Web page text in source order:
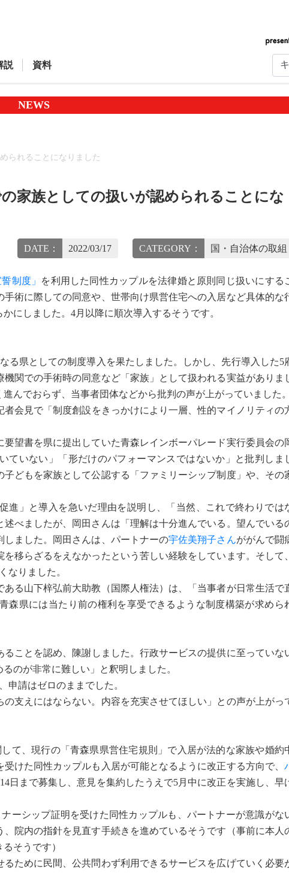
説 資料
NEWS
られることになりました
家族としての扱いが認められることにな
DATE： 2022/03/17 CATEGORY： 国・自治体の取組
制度」 を利用した同性カップルを法律婚と原則同じ扱いにする
術に際しての同意や、世帯向け県営住宅への入居など具体的な
にしました。4月以降に順次導入するそうです。
る県としての制度導入を果たしました。しかし、先行導入した5
関での手術時の同意など「家族」として扱われる実益がありま
んでおらず、当事者団体などから批判の声が上がっていました。
会見で「制度創設をきっかけにより一層、性的マイノリティの
望書を県に提出していた青森レインボーパレード実行委員会の
ていない」「形だけのパフォーマンスではないか」と批判しま
どもを家族として公認する「ファミリーシップ制度」や、その
」と導入を急いだ理由を説明し、「当然、これで終わりでは
べましたが、岡田さんは「理解は十分進んでいる。望んでいる
ました。岡田さんは、パートナーの宇佐美翔子さんががんで闘
移らざるをえなかったという苦しい経験をしています。そして、
なりました。
る山下梓弘前大助教（国際人権法）は、「当事者が日常生活で
森県には当たり前の権利を享受できるような制度構築が求めら
ことを認め、陳謝しました。行政サービスの提供に至っていな
のが非常に難しい」と釈明しました。
申請はゼロのままでした。
支えにはならない。内容を充実させてほしい」との声が上がっ
て、現行の「青森県県営住宅規則」で入居が法的な家族や婚約
けた同性カップルも入居が可能となるように改正する方向で、
日まで募集し、意見を集約したうえで5月中に改正を実施し、早
ーシップ証明を受けた同性カップルも、パートナーが意識がな
院内の指針を見直す手続きを進めているそうです（事前に本人
そうです）
ために民間、公共問わず利用できるサービスを広げていく必要